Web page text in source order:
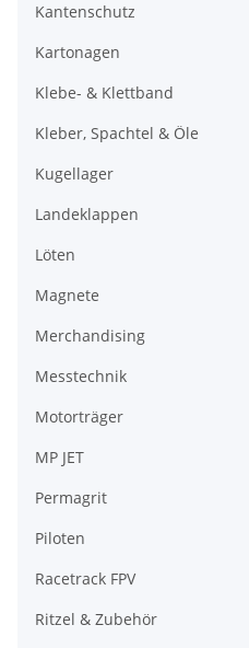
Kantenschutz
Kartonagen
Klebe- & Klettband
Kleber, Spachtel & Öle
Kugellager
Landeklappen
Löten
Magnete
Merchandising
Messtechnik
Motorträger
MP JET
Permagrit
Piloten
Racetrack FPV
Ritzel & Zubehör